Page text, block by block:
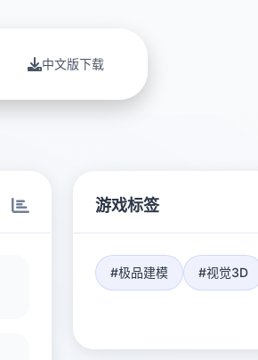
中文版下载
游戏标签
#极品建模 #视觉3D